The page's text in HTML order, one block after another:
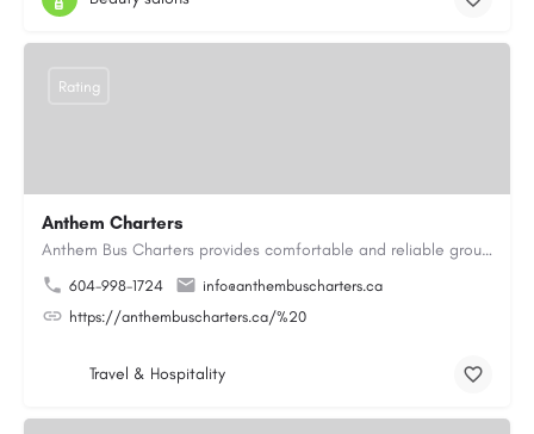
Anthem Charters
Anthem Bus Charters provides comfortable and reliable group transportation services across British Columbia.…
604-998-1724
info@anthembuscharters.ca
https://anthembuscharters.ca/%20
Rating
Travel & Hospitality